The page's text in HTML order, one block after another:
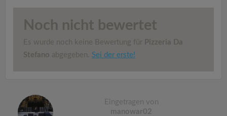
Noch nicht bewertet
Es wurde noch keine Bewertung für Pizzeria Da
Stefano abgegeben. Sei der erste!
Eingetragen von
manowar02